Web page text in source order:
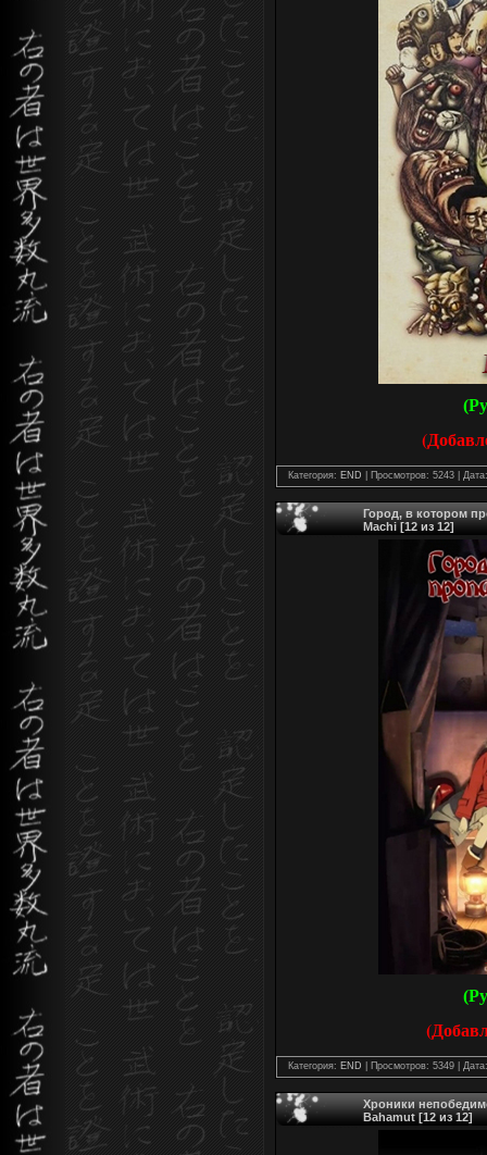
Категория: END | Просмотров: 5243 |
Город, в котором
Machi [12 из 12]
Категория: END | Просмотров: 5349 |
Хроники
Bahamut [12 из 12]